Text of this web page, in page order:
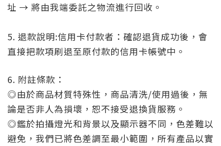
址 → 將由我端委託之物流進行回收。
5. 退款說明:信用卡付款者：確認退貨成功後，會
直接把款項刷退至原付款的信用卡帳號中。
6. 附註條款：
◎由於商品材質特殊性，商品清洗/使用過後，無
論是否非人為損壞，恕不接受退換貨服務。
◎鑑於拍攝燈光和背景以及顯示器不同，色差難以
避免，我們已將色差調至最小範圍，所有產品以實